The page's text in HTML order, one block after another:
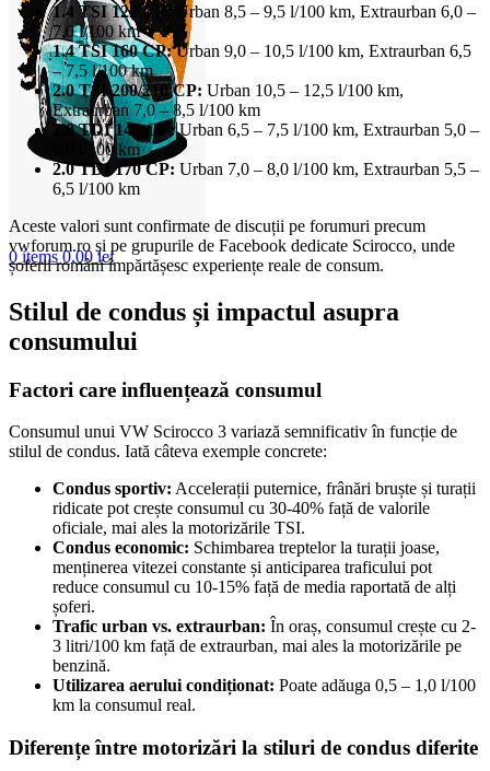
0items 0,00lei
1.4 TSI 122 CP: Urban 8,5 – 9,5 l/100 km, Extraurban 6,0 –
7,0 l/100 km
1.4 TSI 160 CP:Urban 9,0 – 10,5 l/100 km, Extraurban 6,5
– 7,5 l/100 km
2.0 TSI 200/210 CP: Urban 10,5 – 12,5 l/100 km,
Extraurban 7,0 – 8,5 l/100 km
2.0 TDI 140 CP:Urban 6,5 – 7,5 l/100 km, Extraurban 5,0 –
6,0 l/100 km
2.0 TDI 170 CP: Urban 7,0 – 8,0 l/100 km, Extraurban 5,5 –
6,5 l/100 km
Aceste valori sunt confirmate de discuții pe forumuri precum
vwforum.ro și pe grupurile de Facebook dedicate Scirocco, unde
șoferii români împărtășesc experiențe reale de consum.
Stilul de condus și impactul asupra
consumului
Factori care influențează consumul
Consumul unui VW Scirocco 3 variază semnificativ în funcție de
stilul de condus. Iată câteva exemple concrete:
Condus sportiv: Accelerații puternice, frânări bruște și turații
ridicate pot crește consumul cu 30-40% față de valorile
oficiale, mai ales la motorizările TSI.
Condus economic: Schimbarea treptelor la turații joase,
menținerea vitezei constante și anticiparea traficului pot
reduce consumul cu 10-15% față de media raportată de alți
șoferi.
Trafic urban vs. extraurban: În oraș, consumul crește cu 2-
3 litri/100 km față de extraurban, mai ales la motorizările pe
benzină.
Utilizarea aerului condiționat: Poate adăuga 0,5 – 1,0 l/100
km la consumul real.
Diferențe între motorizări la stiluri de condus diferite